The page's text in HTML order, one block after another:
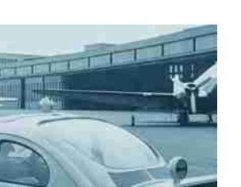
original
era:
40,00 €.
precio
actual
35,00 €.